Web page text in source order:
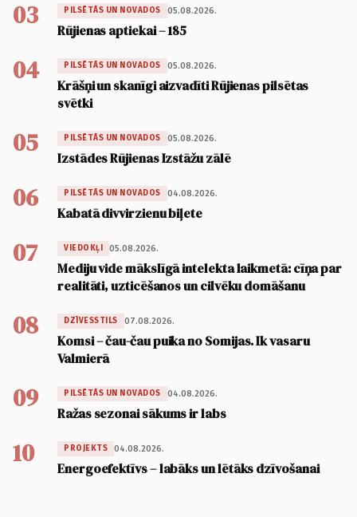
03 PILSĒTĀS UN NOVADOS 05.08.2026.
Rūjienas aptiekai – 185
04 PILSĒTĀS UN NOVADOS 05.08.2026.
Krāšņi un skanīgi aizvadīti Rūjienas pilsētas
svētki
05 PILSĒTĀS UN NOVADOS 05.08.2026.
Izstādes Rūjienas Izstāžu zālē
06 PILSĒTĀS UN NOVADOS 04.08.2026.
Kabatā divvirzienu biļete
07 VIEDOKĻI 05.08.2026.
Mediju vide mākslīgā intelekta laikmetā: cīņa par
realitāti, uzticēšanos un cilvēku domāšanu
08 DZĪVESSTILS 07.08.2026.
Komsi – čau-čau puika no Somijas. Ik vasaru
Valmierā
09 PILSĒTĀS UN NOVADOS 04.08.2026.
Ražas sezonai sākums ir labs
10 PROJEKTS 04.08.2026.
Energoefektīvs – labāks un lētāks dzīvošanai